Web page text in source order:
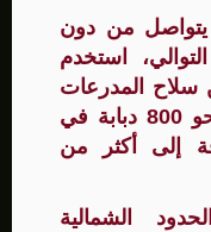
من دون
استخدم
نحو 50% من سلاح المدرعات
لديه، وهو ما يعني مشاركة نحو 800 دبابة في
إلى أكثر من
الشمالية